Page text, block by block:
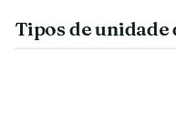
Tipos de unidade